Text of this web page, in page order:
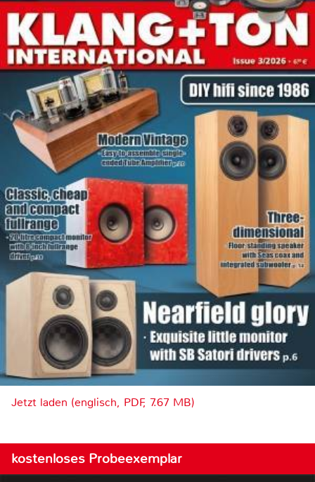
Jetzt laden (englisch, PDF, 7.67 MB)
kostenloses Probeexemplar